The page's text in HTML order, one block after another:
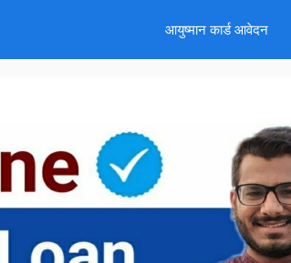
आयुष्मान कार्ड आवेदन